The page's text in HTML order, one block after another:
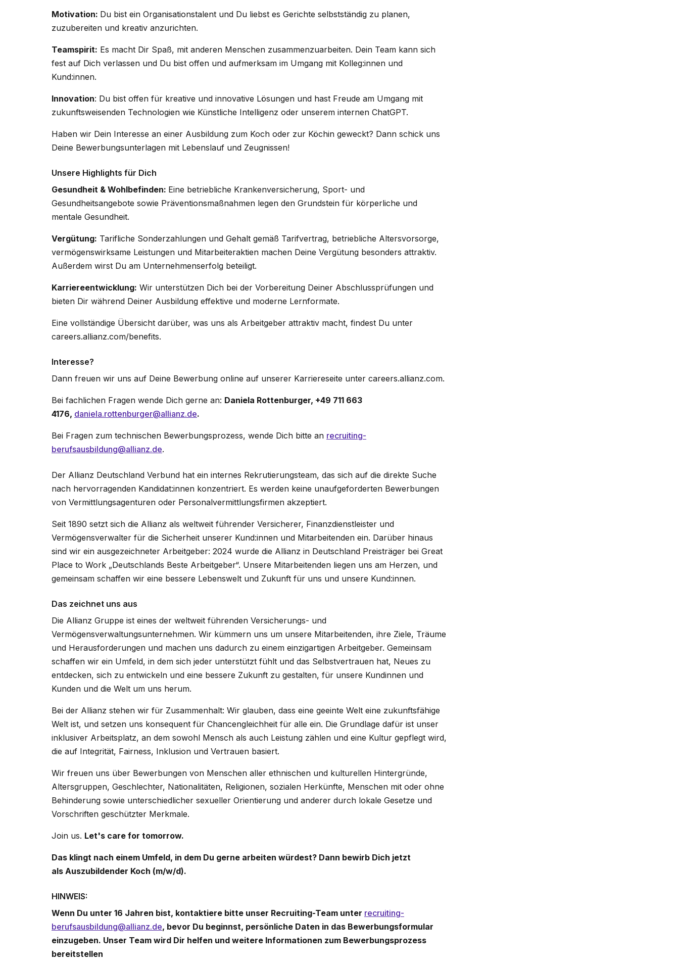
Motivation: Du bist ein Organisationstalent und Du liebst es Gerichte selbstständig zu planen,
zuzubereiten und kreativ anzurichten.
Teamspirit: Es macht Dir Spaß, mit anderen Menschen zusammenzuarbeiten. Dein Team kann sich
fest auf Dich verlassen und Du bist offen und aufmerksam im Umgang mit Kolleg:innen und
Kund:innen.
Innovation: Du bist offen für kreative und innovative Lösungen und hast Freude am Umgang mit
zukunftsweisenden Technologien wie Künstliche Intelligenz oder unserem internen ChatGPT.
Haben wir Dein Interesse an einer Ausbildung zum Koch oder zur Köchin geweckt? Dann schick uns
Deine Bewerbungsunterlagen mit Lebenslauf und Zeugnissen!
Unsere Highlights für Dich
Gesundheit & Wohlbefinden: Eine betriebliche Krankenversicherung, Sport- und
Gesundheitsangebote sowie Präventionsmaßnahmen legen den Grundstein für körperliche und
mentale Gesundheit.
Vergütung: Tarifliche Sonderzahlungen und Gehalt gemäß Tarifvertrag, betriebliche Altersvorsorge,
vermögenswirksame Leistungen und Mitarbeiteraktien machen Deine Vergütung besonders attraktiv.
Außerdem wirst Du am Unternehmenserfolg beteiligt.
Karriereentwicklung: Wir unterstützen Dich bei der Vorbereitung Deiner Abschlussprüfungen und
bieten Dir während Deiner Ausbildung effektive und moderne Lernformate.
Eine vollständige Übersicht darüber, was uns als Arbeitgeber attraktiv macht, findest Du unter
careers.allianz.com/benefits.
Interesse?
Dann freuen wir uns auf Deine Bewerbung online auf unserer Karriereseite unter careers.allianz.com.
Bei fachlichen Fragen wende Dich gerne an: Daniela Rottenburger, +49 711 663
4176, daniela.rottenburger@allianz.de.
Bei Fragen zum technischen Bewerbungsprozess, wende Dich bitte an recruiting-
berufsausbildung@allianz.de.
Der Allianz Deutschland Verbund hat ein internes Rekrutierungsteam, das sich auf die direkte Suche
nach hervorragenden Kandidat:innen konzentriert. Es werden keine unaufgeforderten Bewerbungen
von Vermittlungsagenturen oder Personalvermittlungsfirmen akzeptiert.
Seit 1890 setzt sich die Allianz als weltweit führender Versicherer, Finanzdienstleister und
Vermögensverwalter für die Sicherheit unserer Kund:innen und Mitarbeitenden ein. Darüber hinaus
sind wir ein ausgezeichneter Arbeitgeber: 2024 wurde die Allianz in Deutschland Preisträger bei Great
Place to Work „Deutschlands Beste Arbeitgeber“. Unsere Mitarbeitenden liegen uns am Herzen, und
gemeinsam schaffen wir eine bessere Lebenswelt und Zukunft für uns und unsere Kund:innen.
Das zeichnet uns aus
Die Allianz Gruppe ist eines der weltweit führenden Versicherungs- und
Vermögensverwaltungsunternehmen. Wir kümmern uns um unsere Mitarbeitenden, ihre Ziele, Träume
und Herausforderungen und machen uns dadurch zu einem einzigartigen Arbeitgeber. Gemeinsam
schaffen wir ein Umfeld, in dem sich jeder unterstützt fühlt und das Selbstvertrauen hat, Neues zu
entdecken, sich zu entwickeln und eine bessere Zukunft zu gestalten, für unsere Kundinnen und
Kunden und die Welt um uns herum.
Bei der Allianz stehen wir für Zusammenhalt: Wir glauben, dass eine geeinte Welt eine zukunftsfähige
Welt ist, und setzen uns konsequent für Chancengleichheit für alle ein. Die Grundlage dafür ist unser
inklusiver Arbeitsplatz, an dem sowohl Mensch als auch Leistung zählen und eine Kultur gepflegt wird,
die auf Integrität, Fairness, Inklusion und Vertrauen basiert.
Wir freuen uns über Bewerbungen von Menschen aller ethnischen und kulturellen Hintergründe,
Altersgruppen, Geschlechter, Nationalitäten, Religionen, sozialen Herkünfte, Menschen mit oder ohne
Behinderung sowie unterschiedlicher sexueller Orientierung und anderer durch lokale Gesetze und
Vorschriften geschützter Merkmale.
Join us. Let's care for tomorrow.
Das klingt nach einem Umfeld, in dem Du gerne arbeiten würdest? Dann bewirb Dich jetzt
als Auszubildender Koch (m/w/d).
HINWEIS:
Wenn Du unter 16 Jahren bist, kontaktiere bitte unser Recruiting-Team unter recruiting-
berufsausbildung@allianz.de, bevor Du beginnst, persönliche Daten in das Bewerbungsformular
einzugeben. Unser Team wird Dir helfen und weitere Informationen zum Bewerbungsprozess
bereitstellen